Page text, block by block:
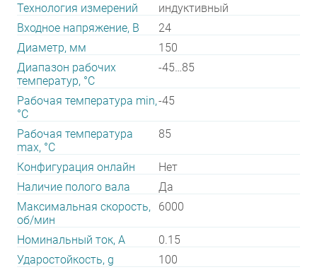
Технология измерений
индуктивный
Входное напряжение, В
24
Диаметр, мм
150
Диапазон рабочих
температур, °С
-45…85
Рабочая температура min,
°С
-45
Рабочая температура
max, °С
85
Конфигурация онлайн
Нет
Наличие полого вала
Да
Максимальная скорость,
об/мин
6000
Номинальный ток, А
0.15
Ударостойкость, g
100